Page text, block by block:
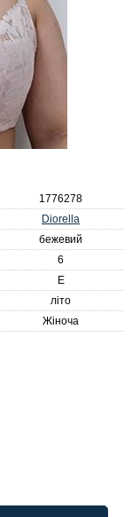
1776278
Diorella
бежевий
6
E
літо
Жіноча